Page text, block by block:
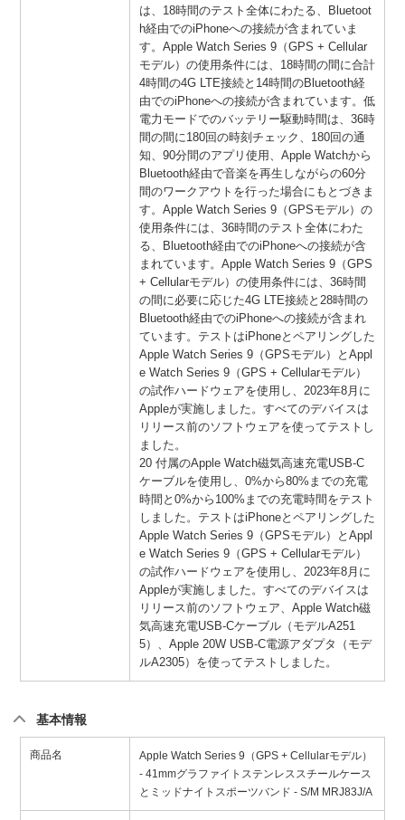
は、18時間のテスト全体にわたる、Bluetoot
h経由でのiPhoneへの接続が含まれていま
す。Apple Watch Series 9（GPS + Cellular
モデル）の使用条件には、18時間の間に合計
4時間の4G LTE接続と14時間のBluetooth経
由でのiPhoneへの接続が含まれています。低
電力モードでのバッテリー駆動時間は、36時
間の間に180回の時刻チェック、180回の通
知、90分間のアプリ使用、Apple Watchから
Bluetooth経由で音楽を再生しながらの60分
間のワークアウトを行った場合にもとづきま
す。Apple Watch Series 9（GPSモデル）の
使用条件には、36時間のテスト全体にわた
る、Bluetooth経由でのiPhoneへの接続が含
まれています。Apple Watch Series 9（GPS
+ Cellularモデル）の使用条件には、36時間
の間に必要に応じた4G LTE接続と28時間の
Bluetooth経由でのiPhoneへの接続が含まれ
ています。テストはiPhoneとペアリングした
Apple Watch Series 9（GPSモデル）とAppl
e Watch Series 9（GPS + Cellularモデル）
の試作ハードウェアを使用し、2023年8月に
Appleが実施しました。すべてのデバイスは
リリース前のソフトウェアを使ってテストし
ました。
20 付属のApple Watch磁気高速充電USB-C
ケーブルを使用し、0%から80%までの充電
時間と0%から100%までの充電時間をテスト
しました。テストはiPhoneとペアリングした
Apple Watch Series 9（GPSモデル）とAppl
e Watch Series 9（GPS + Cellularモデル）
の試作ハードウェアを使用し、2023年8月に
Appleが実施しました。すべてのデバイスは
リリース前のソフトウェア、Apple Watch磁
気高速充電USB-Cケーブル（モデルA251
5）、Apple 20W USB-C電源アダプタ（モデ
ルA2305）を使ってテストしました。
基本情報
商品名
Apple Watch Series 9（GPS + Cellularモデル）
- 41mmグラファイトステンレススチールケース
とミッドナイトスポーツバンド - S/M MRJ83J/A